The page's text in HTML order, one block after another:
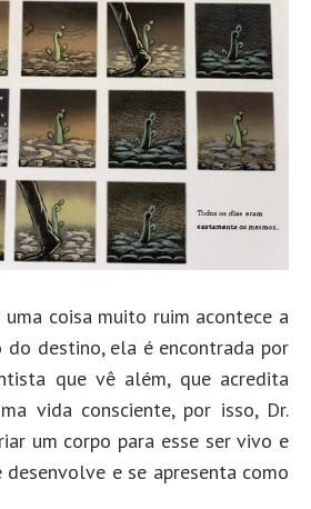
coisa muito ruim acontece a
do destino, ela é encontrada por
que vê além, que acredita
vida consciente, por isso, Dr.
um corpo para esse ser vivo e
e se apresenta como